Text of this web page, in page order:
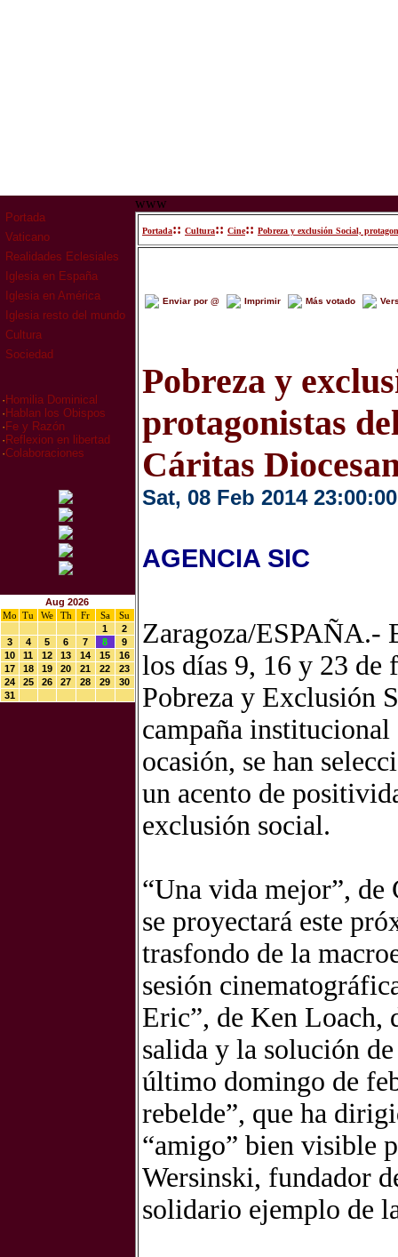
Portada
Vaticano
Realidades Eclesiales
Iglesia en España
Iglesia en América
Iglesia resto del mundo
Cultura
Sociedad
· Homilia Dominical
· Hablan los Obispos
· Fe y Razón
· Reflexion en libertad
·Colaboraciones
Aug 2026
Mo
Tu We Th Fr Sa
Su
1
2
3
4 5 6 7 8
9
10
11 12 13 14 15
16
17
18 19 20 21 22
23
24
25 26 27 28 29
30
31
www
Portada:: Cultura:: Cine:: Pobreza y exclusión Social,
Enviar por @ Imprimir Más votado
Pobreza y
protagonistas
Cáritas
Sat, 08 Feb 2014 23:00:00
AGENCIA SIC
Zaragoza/ESPAÑA.-
los días 9, 16 y 23 de
Pobreza y Exclusión
campaña institucional
ocasión, se han
un acento de
exclusión social.
“Una vida mejor”, de
se proyectará este
trasfondo de la
sesión
Eric”, de Ken Loach,
salida y la solución
último domingo de
rebelde”, que ha
“amigo” bien visible
Wersinski, fundador
solidario ejemplo de